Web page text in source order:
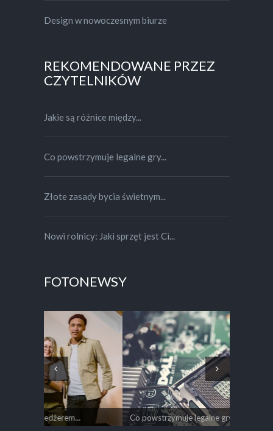
Design w nowoczesnym biurze
REKOMENDOWANE PRZEZ
CZYTELNIKÓW
Jakie są różnice między...
Co powstrzymuje legalne gry...
Złote zasady bycia świetnym...
Nowi rolnicy: Jaki sprzęt jest Ci...
FOTONEWSY
Co powstrzymuje legalne gry hazardowe...